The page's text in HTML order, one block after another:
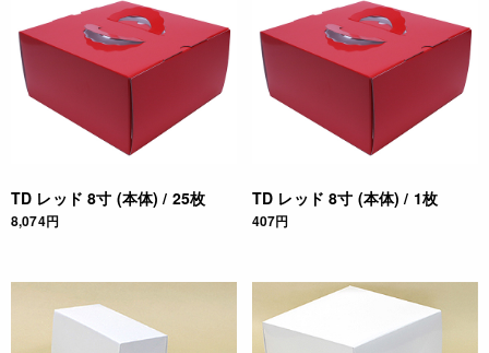
TD レッド 8寸 (本体) / 25枚
8,074円
TD レッド 8寸 (本体) / 1枚
407円